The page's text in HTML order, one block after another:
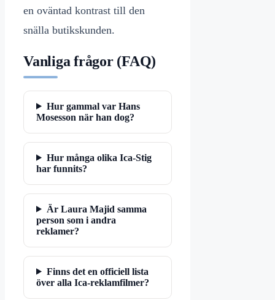
en oväntad kontrast till den
snälla butikskunden.
Vanliga frågor (FAQ)
Hur gammal var Hans
Mosesson när han dog?
Hur många olika Ica-Stig
har funnits?
Är Laura Majid samma
person som i andra
reklamer?
Finns det en officiell lista
över alla Ica-reklamfilmer?